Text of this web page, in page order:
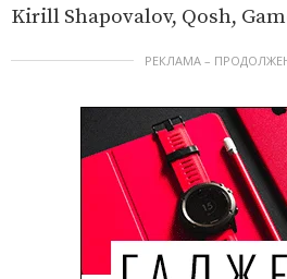
Kirill Shapovalov, Qosh,
РЕКЛАМА –